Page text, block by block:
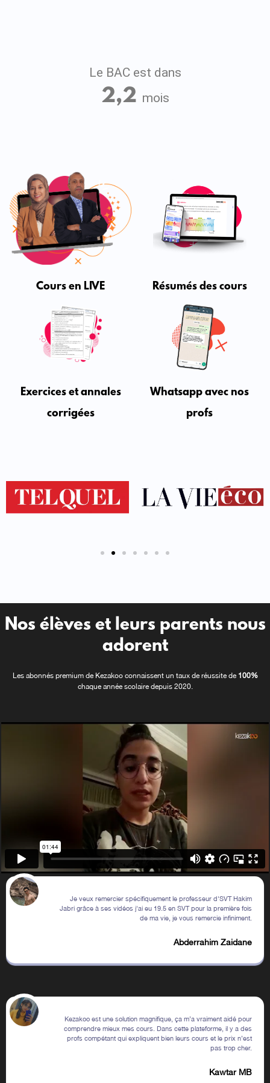
Le BAC est dans
2,2 mois
Cours en LIVE Résumés des cours
Exercices et annales
corrigées
Whatsapp avec nos
profs
Nos élèves et leurs parents nous
adorent
Les abonnés premium de Kezakoo connaissent un taux de réussite de100%
chaque année scolaire depuis 2020.
Je veux remercier spécifiquement le professeur d'SVT Hakim
Jabri grâce à ses vidéos j'ai eu 19.5 en SVT pour la première fois
de ma vie, je vous remercie infiniment.
Abderrahim Zaidane
Kezakoo est une solution magnifique, ça m’a vraiment aidé pour
comprendre mieux mes cours. Dans cette plateforme, il y a des
profs compétant qui expliquent bien leurs cours et le prix n’est
pas trop cher.
Kawtar MB